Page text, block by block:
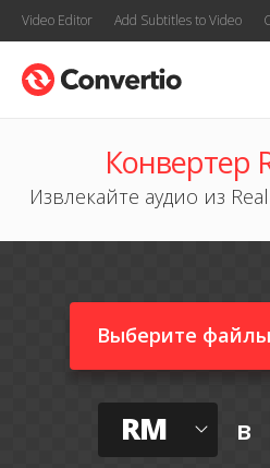
Video Editor Add Subtitles to Video
Конвертер
Извлекайте аудио из
Выберите файлы
RM в